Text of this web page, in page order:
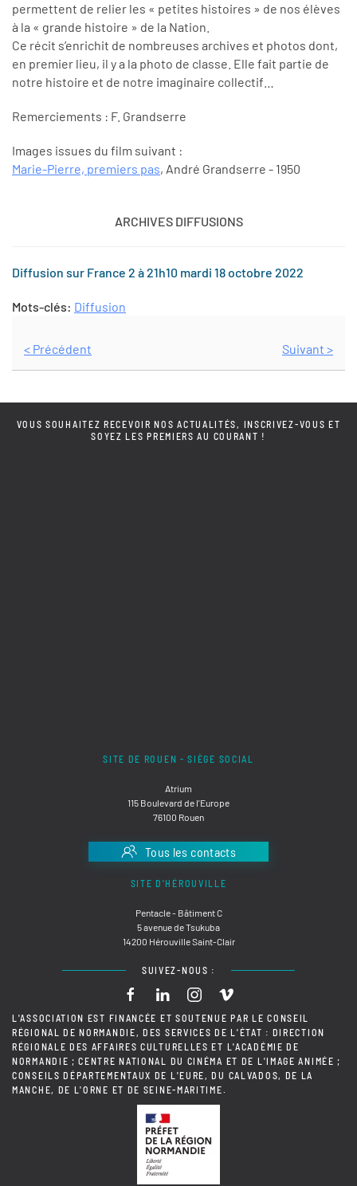
permettent de relier les « petites histoires » de nos élèves
à la « grande histoire » de la Nation.
Ce récit s’enrichit de nombreuses archives et photos dont,
en premier lieu, il y a la photo de classe. Elle fait partie de
notre histoire et de notre imaginaire collectif…
Remerciements : F. Grandserre
Images issues du film suivant :
Marie-Pierre, premiers pas, André Grandserre - 1950
ARCHIVES DIFFUSIONS
Diffusion sur France 2 à 21h10 mardi 18 octobre 2022
Mots-clés: Diffusion
< Précédent Suivant >
VOUS SOUHAITEZ RECEVOIR NOS ACTUALITÉS, INSCRIVEZ-VOUS ET
SOYEZ LES PREMIERS AU COURANT !
SITE DE ROUEN - SIÈGE SOCIAL
Atrium
115 Boulevard de l'Europe
76100 Rouen
Tous les contacts
SITE D'HÉROUVILLE
Pentacle - Bâtiment C
5 avenue de Tsukuba
14200 Hérouville Saint-Clair
SUIVEZ-NOUS :
L'ASSOCIATION EST FINANCÉE ET SOUTENUE PAR LE CONSEIL
RÉGIONAL DE NORMANDIE, DES SERVICES DE L'ÉTAT : DIRECTION
RÉGIONALE DES AFFAIRES CULTURELLES ET L'ACADÉMIE DE
NORMANDIE ; CENTRE NATIONAL DU CINÉMA ET DE L'IMAGE ANIMÉE ;
CONSEILS DÉPARTEMENTAUX DE L'EURE, DU CALVADOS, DE LA
MANCHE, DE L'ORNE ET DE SEINE-MARITIME.